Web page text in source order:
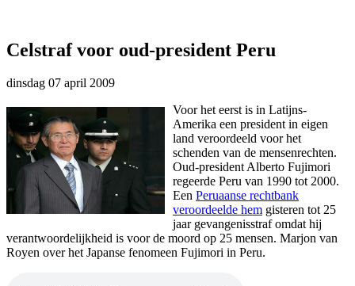
Celstraf voor oud-president Peru
dinsdag 07 april 2009
Voor het eerst is in Latijns-
Amerika een president in eigen
land veroordeeld voor het
schenden van de mensenrechten.
Oud-president Alberto Fujimori
regeerde Peru van 1990 tot 2000.
Een Peruaanse rechtbank
veroordeelde hem gisteren tot 25
jaar gevangenisstraf omdat hij
verantwoordelijkheid is voor de moord op 25 mensen. Marjon van
Royen over het Japanse fenomeen Fujimori in Peru.